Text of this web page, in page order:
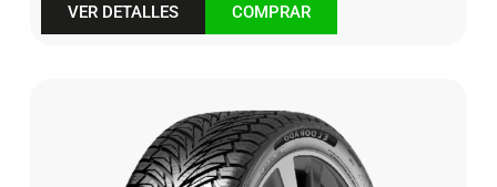
VER DETALLES COMPRAR